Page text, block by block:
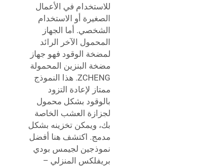
للاستخدام في الأعمال
الصغيرة أو الاستخدام
الشخصي. أما الجهاز
المحمول الآخر الرائد
لمضخة الوقود فهو جهاز
مضخة البنزين المحمولة
ZCHENG. هذا النموذج
ممتاز لإعادة التزود
بالوقود بشكل محمول
لجزازة العشب الخاصة
بك، ويمكن تخزينه بشكل
مدمج. اكتشف هنا أفضل
نموذجين لجيمس بودي
بريفلكس المنزلي –